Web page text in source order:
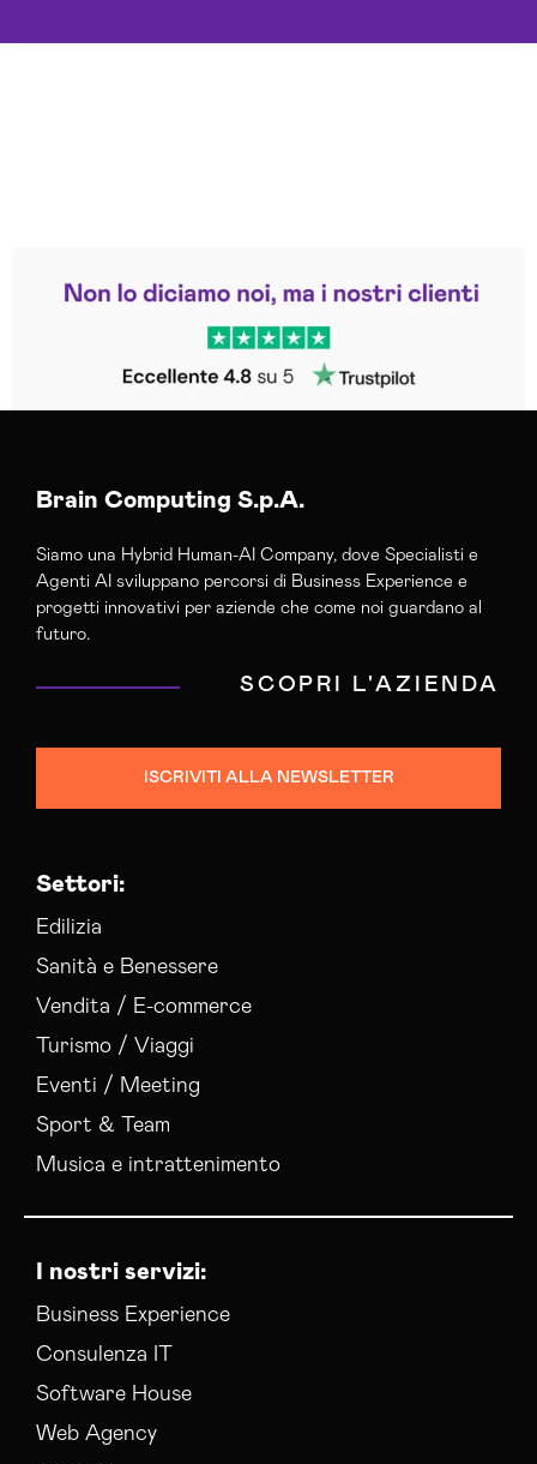
Trustpilot
Brain Computing S.p.A.
Siamo una Hybrid Human-AI Company, dove Specialisti e
Agenti AI sviluppano percorsi di Business Experience e
progetti innovativi per aziende che come noi guardano al
futuro.
SCOPRI L'AZIENDA
ISCRIVITI ALLA NEWSLETTER
Settori:
Edilizia
Sanità e Benessere
Vendita / E-commerce
Turismo / Viaggi
Eventi / Meeting
Sport & Team
Musica e intrattenimento
I nostri servizi:
Business Experience
Consulenza IT
Software House
Web Agency